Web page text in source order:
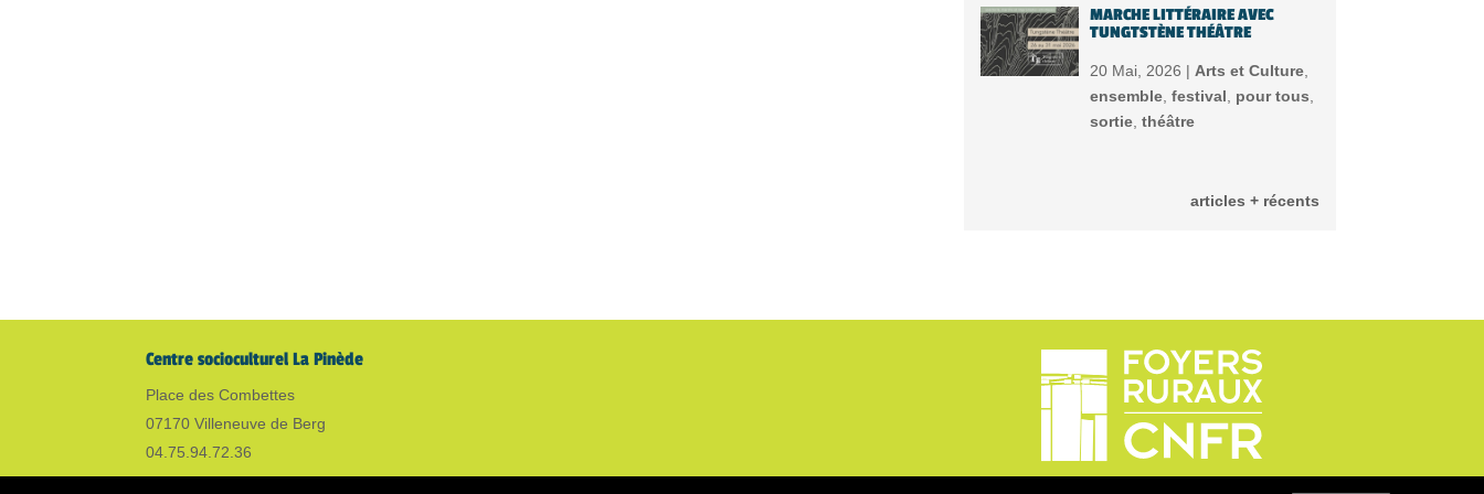
MARCHE LITTÉRAIRE AVEC
TUNGTSTÈNE THÉÂTRE
20 Mai, 2026 | Arts et Culture,
ensemble, festival, pour tous,
sortie, théâtre
articles + récents
Centre socioculturel La Pinède
Place des Combettes
07170 Villeneuve de Berg
04.75.94.72.36